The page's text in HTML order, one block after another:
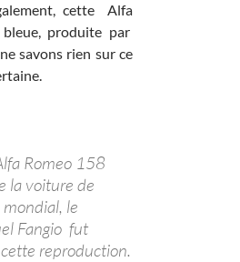
cette Alfa
produite par
savons rien sur ce
Romeo 158
la voiture de
le
Fangio fut
reproduction.